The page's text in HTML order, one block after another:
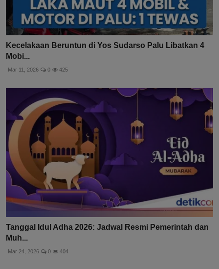
Kecelakaan Beruntun di Yos Sudarso Palu Libatkan 4
Mobi...
Mar 11, 2026 0 425
Tanggal Idul Adha 2026: Jadwal Resmi Pemerintah dan
Muh...
Mar 24, 2026 0 404